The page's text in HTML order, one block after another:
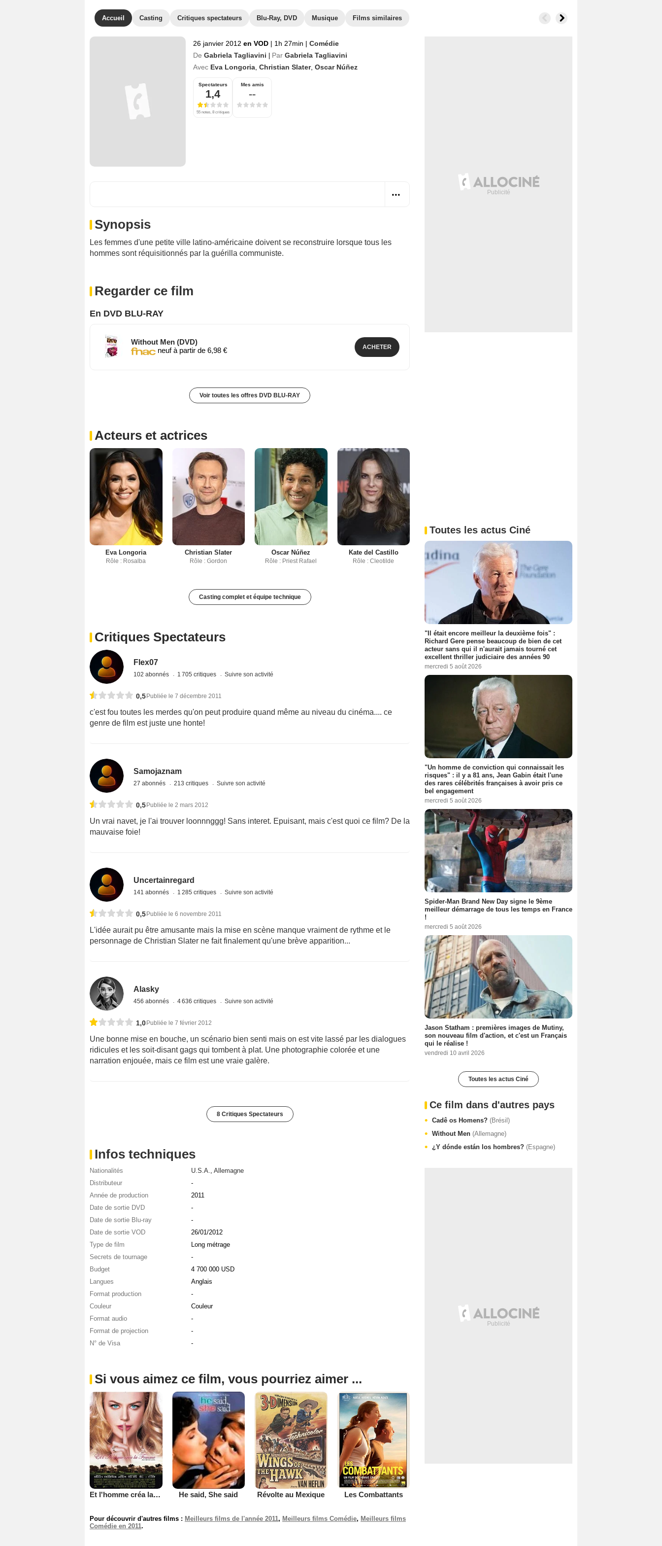
Accueil Casting Critiques spectateurs Blu-Ray, DVD Musique Films similaires
26 janvier 2012 en VOD | 1h 27min | Comédie
De Gabriela Tagliavini Par Gabriela Tagliavini
Avec Eva Longoria Christian Slater, Oscar Núñez
Spectateurs
1,4
55 notes, 8 critiques
Mes amis
--
Synopsis
Les femmes d'une petite ville latino-américaine doivent se reconstruire lorsque tous les
hommes sont réquisitionnés par la guérilla communiste.
Regarder ce film
En DVD BLU-RAY
Without Men (DVD)
neuf à partir de 6,98 €
ACHETER
Voir toutes les offres DVD BLU-RAY
Acteurs et actrices
Eva Longoria
Rôle : Rosalba
Christian Slater
Rôle : Gordon
Oscar Núñez
Rôle : Priest Rafael
Kate del Castillo
Rôle : Cleotilde
Casting complet et équipe technique
Critiques Spectateurs
Flex07
102 abonnés 1 705 critiques Suivre son activité
0,5 Publiée le 7 décembre 2011
c'est fou toutes les merdes qu'on peut produire quand même au niveau du cinéma.... ce
genre de film est juste une honte!
Samojaznam
27 abonnés 213 critiques Suivre son activité
0,5 Publiée le 2 mars 2012
Un vrai navet, je l'ai trouver loonnnggg! Sans interet. Epuisant, mais c'est quoi ce film? De la
mauvaise foie!
Uncertainregard
141 abonnés 1 285 critiques Suivre son activité
0,5 Publiée le 6 novembre 2011
L'idée aurait pu être amusante mais la mise en scène manque vraiment de rythme et le
personnage de Christian Slater ne fait finalement qu'une brève apparition...
Alasky
456 abonnés 4 636 critiques Suivre son activité
1,0 Publiée le 7 février 2012
Une bonne mise en bouche, un scénario bien senti mais on est vite lassé par les dialogues
ridicules et les soit-disant gags qui tombent à plat. Une photographie colorée et une
narration enjouée, mais ce film est une vraie galère.
8 Critiques Spectateurs
Infos techniques
Nationalités U.S.A., Allemagne
Distributeur
-
Année de production
2011
Date de sortie DVD
-
Date de sortie Blu-ray
-
Date de sortie VOD
26/01/2012
Type de film
Long métrage
Secrets de tournage
-
Budget
4 700 000 USD
Langues
Anglais
Format production
-
Couleur
Couleur
Format audio
-
Format de projection
-
N° de Visa
-
Si vous aimez ce film, vous pourriez aimer ...
Et l'homme créa la femme He said, She said Révolte au Mexique Les Combattants
Pour découvrir d'autres films : Meilleurs films de l'année 2011, Meilleurs films Comédie, Meilleurs films
Comédie en 2011.
Toutes les actus Ciné
"Il était encore meilleur la deuxième fois" :
Richard Gere pense beaucoup de bien de cet
acteur sans qui il n'aurait jamais tourné cet
excellent thriller judiciaire des années 90
mercredi 5 août 2026
"Un homme de conviction qui connaissait les
risques" : il y a 81 ans, Jean Gabin était l'une
des rares célébrités françaises à avoir pris ce
bel engagement
mercredi 5 août 2026
Spider-Man Brand New Day signe le 9ème
meilleur démarrage de tous les temps en France
!
mercredi 5 août 2026
Jason Statham : premières images de Mutiny,
son nouveau film d'action, et c'est un Français
qui le réalise !
vendredi 10 avril 2026
Toutes les actus Ciné
Ce film dans d'autres pays
Cadê os Homens? (Brésil)
Without Men (Allemagne)
¿Y dónde están los hombres? (Espagne)